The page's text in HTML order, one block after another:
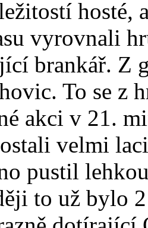
hosté,
vyrovnali
brankář. Z
To se z
akci v 21.
velmi
pustil
to už bylo